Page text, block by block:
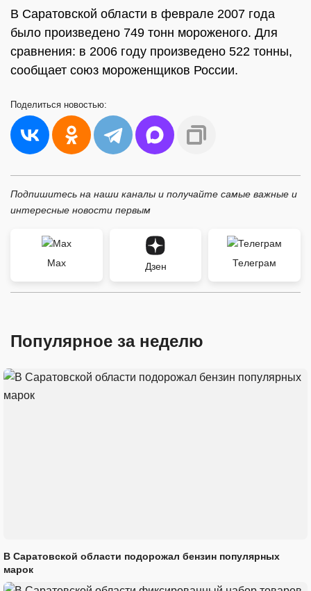
В Саратовской области в феврале 2007 года
было произведено 749 тонн мороженого. Для
сравнения: в 2006 году произведено 522 тонны,
сообщает союз мороженщиков России.
Поделиться новостью:
Подпишитесь на наши каналы и получайте самые важные и
интересные новости первым
Max Дзен Телеграм
Популярное за неделю
В Саратовской области подорожал бензин популярных
марок